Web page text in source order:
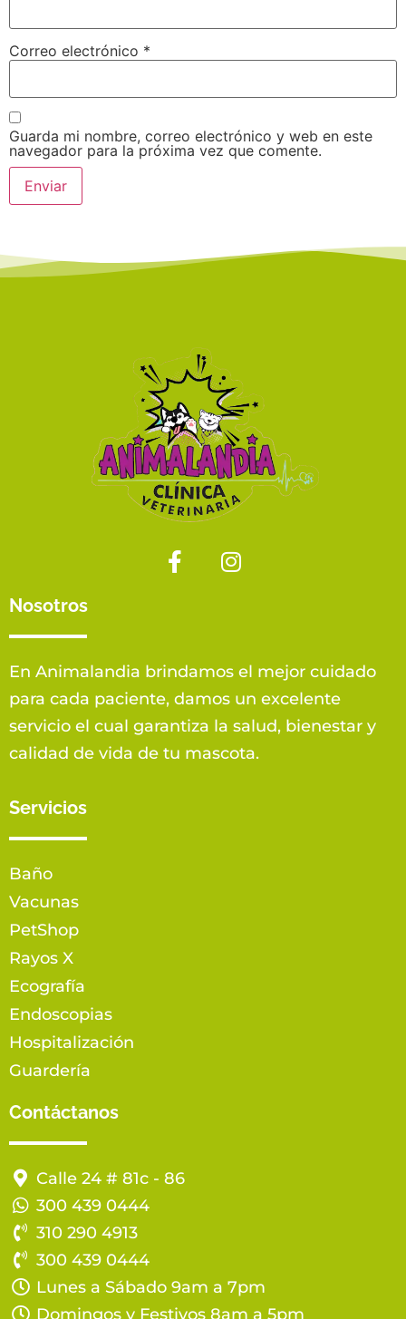
Correo electrónico *
Guarda mi nombre, correo electrónico y web en este
navegador para la próxima vez que comente.
Nosotros
En Animalandia brindamos el mejor cuidado
para cada paciente, damos un excelente
servicio el cual garantiza la salud, bienestar y
calidad de vida de tu mascota.
Servicios
Baño
Vacunas
PetShop
Rayos X
Ecografía
Endoscopias
Hospitalización
Guardería
Contáctanos
Calle 24 # 81c - 86
300 439 0444
310 290 4913
300 439 0444
Lunes a Sábado 9am a 7pm
Domingos y Festivos 8am a 5pm